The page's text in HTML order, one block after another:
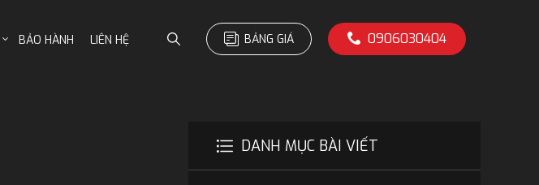
BẢO HÀNH LIÊN HỆ BẢNG GIÁ 0906030404
DANH MỤC BÀI VIẾT